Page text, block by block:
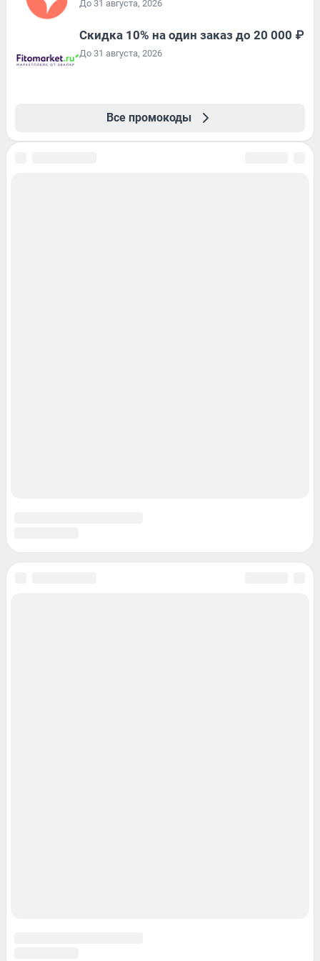
До 31 августа, 2026
Скидка 10% на один заказ до 20 000 ₽
До 31 августа, 2026
Все промокоды